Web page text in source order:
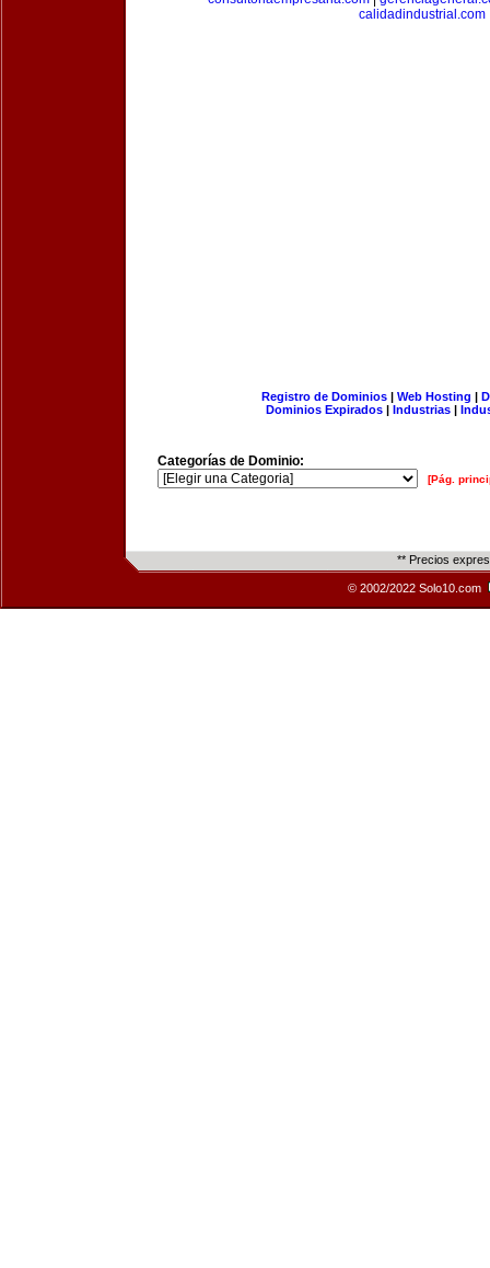
calidadindustrial.com
Registro de Dominios| Web Hosting |
Dominios Expirados | Industrias |
Categorías de Dominio:
[Pág.
** Precios
© 2002/2022 Solo10.com